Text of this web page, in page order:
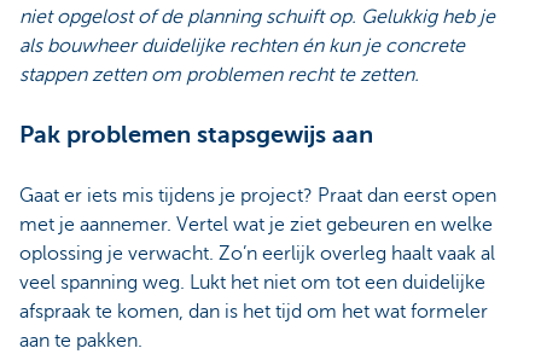
niet opgelost of de planning schuift op. Gelukkig heb je
als bouwheer duidelijke rechten én kun je concrete
stappen zetten om problemen recht te zetten.
Pak problemen stapsgewijs aan
Gaat er iets mis tijdens je project? Praat dan eerst open
met je aannemer. Vertel wat je ziet gebeuren en welke
oplossing je verwacht. Zo’n eerlijk overleg haalt vaak al
veel spanning weg. Lukt het niet om tot een duidelijke
afspraak te komen, dan is het tijd om het wat formeler
aan te pakken.